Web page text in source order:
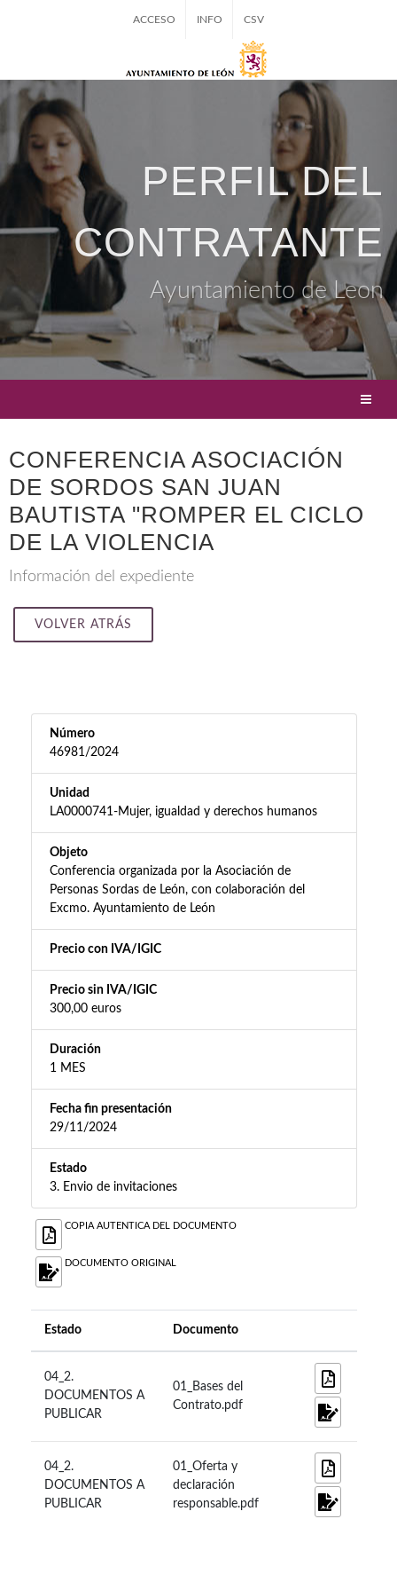
ACCESO INFO CSV
PERFIL DEL
CONTRATANTE
Ayuntamiento de Leon
CONFERENCIA ASOCIACIÓN
DE SORDOS SAN JUAN
BAUTISTA "ROMPER EL CICLO
DE LA VIOLENCIA
Información del expediente
VOLVER ATRÁS
Número
46981/2024
Unidad
LA0000741-Mujer, igualdad y derechos humanos
Objeto
Conferencia organizada por la Asociación de
Personas Sordas de León, con colaboración del
Excmo. Ayuntamiento de León
Precio con IVA/IGIC
Precio sin IVA/IGIC
300,00 euros
Duración
1 MES
Fecha fin presentación
29/11/2024
Estado
3. Envio de invitaciones
COPIA AUTENTICA DEL DOCUMENTO
DOCUMENTO ORIGINAL
Estado Documento
04_2.
DOCUMENTOS A
PUBLICAR
01_Bases del
Contrato.pdf
04_2.
DOCUMENTOS A
PUBLICAR
01_Oferta y
declaración
responsable.pdf